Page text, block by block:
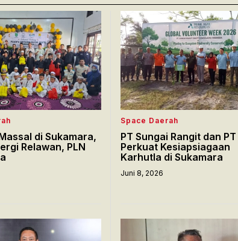
di Sukamara,
Relawan, PLN
Space Daerah
PT Sungai Rangit dan PT
Perkuat Kesiapsiagaan
Karhutla di Sukamara
Juni 8, 2026